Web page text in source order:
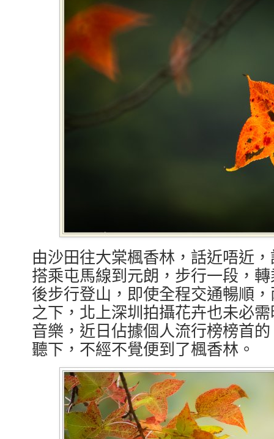
由沙田往大棠楓香林，話近唔近
搭乘屯馬線到元朗，步行一段，
後步行登山，即使全程交通暢順
之下，北上深圳拍攝花卉也未必
音樂，近日佔據個人流行榜榜首
聽下，不經不覺便到了楓香林。